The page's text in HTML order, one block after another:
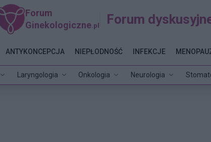
Forum
Ginekologiczne .pl Forum
Laryngologia Onkologia Neurologia
ANTYKONCEPCJA NIEPŁODNOŚĆ INFEKCJE